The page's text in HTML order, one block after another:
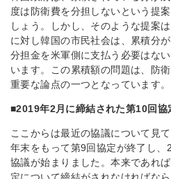
度は防衛費を分担しないという提
しょう。しかし、そのような提案
に対し韓国の市民社会は、累積分
分担金を米軍側に支払う必要はな
います。この累積額の問題は、防
重要な論点の一つとなっています。
■2019年2月に締結された第10回協
ここからは最近の協議について見
年末をもって第9回協定が終了し
協議が始まりました。本来であれ